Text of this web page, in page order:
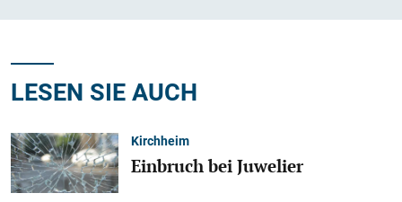
LESEN SIE AUCH
Kirchheim
Einbruch bei Juwelier